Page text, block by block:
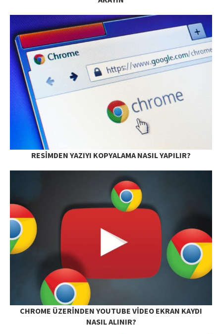
RESIMDEN YAZIYI KOPYALAMA NASIL YAPILIR?
CHROME ÜZERINDEN YOUTUBE VIDEO EKRAN KAYDI
NASIL ALINIR?